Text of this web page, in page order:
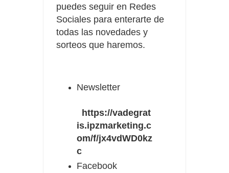
puedes seguir en Redes
Sociales para enterarte de
todas las novedades y
sorteos que haremos.
Newsletter
https://vadegrat
is.ipzmarketing.c
om/f/jx4vdWD0kz
c
Facebook